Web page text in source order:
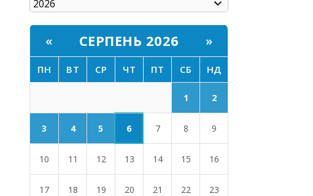
« СЕРПЕНЬ 2026 »
ПН ВТ СР ЧТ ПТ СБ НД
1 2
3 4 5 6 7 8 9
10 11 12 13 14 15 16
17 18 19 20 21 22 23